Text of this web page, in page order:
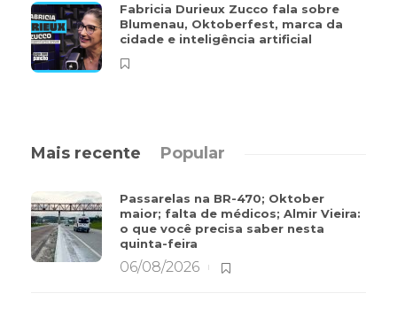
Fabricia Durieux Zucco fala sobre
Blumenau, Oktoberfest, marca da
cidade e inteligência artificial
Mais recente Popular
Passarelas na BR-470; Oktober
maior; falta de médicos; Almir Vieira:
o que você precisa saber nesta
quinta-feira
06/08/2026